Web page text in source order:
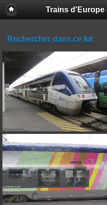
Trains d'Europe
Rechercher dans ce lot